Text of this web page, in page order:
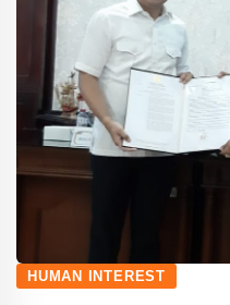
HUMAN INTEREST